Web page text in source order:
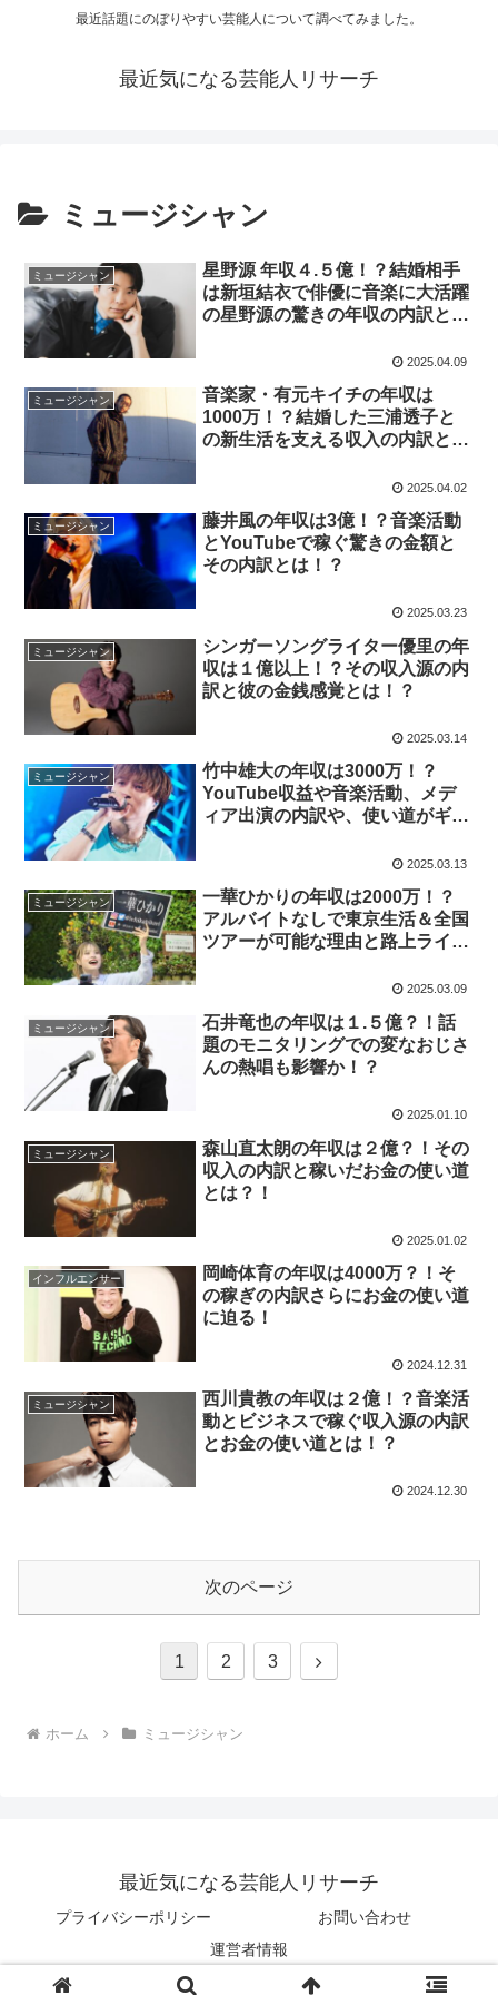
最近話題にのぼりやすい芸能人について調べてみました。
最近気になる芸能人リサーチ
ミュージシャン
ミュージシャン
星野源 年収４.５億！？結婚相手
は新垣結衣で俳優に音楽に大活躍
の星野源の驚きの年収の内訳とそ
2025.04.09
ミュージシャン
音楽家・有元キイチの年収は
1000万！？結婚した三浦透子と
の新生活を支える収入の内訳と
2025.04.02
ミュージシャン
藤井風の年収は3億！？音楽活動
とYouTubeで稼ぐ驚きの金額と
その内訳とは！？
2025.03.23
ミュージシャン
シンガーソングライター優里の年
収は１億以上！？その収入源の内
訳と彼の金銭感覚とは！？
2025.03.14
ミュージシャン
竹中雄大の年収は3000万！？
YouTube収益や音楽活動、メデ
ィア出演の内訳や、使い道がギャ
2025.03.13
ミュージシャン
一華ひかりの年収は2000万！？
アルバイトなしで東京生活＆全国
ツアーが可能な理由と路上ライブ
2025.03.09
ミュージシャン
石井竜也の年収は１.５億？！話
題のモニタリングでの変なおじさ
んの熱唱も影響か！？
2025.01.10
ミュージシャン
森山直太朗の年収は２億？！その
収入の内訳と稼いだお金の使い道
とは？！
2025.01.02
インフルエンサー
岡崎体育の年収は4000万？！そ
の稼ぎの内訳さらにお金の使い道
に迫る！
2024.12.31
ミュージシャン
西川貴教の年収は２億！？音楽活
動とビジネスで稼ぐ収入源の内訳
とお金の使い道とは！？
2024.12.30
次のページ
1 2 3
次
ホーム ミュージシャン
最近気になる芸能人リサーチ
プライバシーポリシー
お問い合わせ
運営者情報
© 2023 最近気になる芸能人リサーチ.